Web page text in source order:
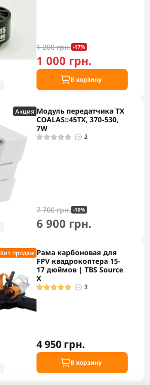
1 200 грн. -17%
1 000 грн.
В корзину
Акция Модуль передатчика TX
COALAS::45TX, 370-530,
7W
2
7 700 грн. -10%
6 900 грн.
Хит продаж Рама карбоновая для
FPV квадрокоптера 15-
17 дюймов | TBS Source
X
3
4 950 грн.
В корзину